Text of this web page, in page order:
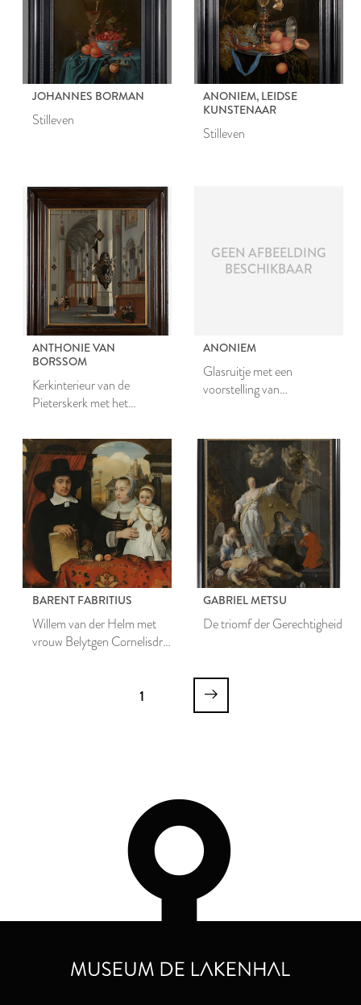
JOHANNES BORMAN
Stilleven
ANONIEM, LEIDSE
KUNSTENAAR
Stilleven
ANTHONIE VAN
BORSSOM
Kerkinterieur van de
Pieterskerk met het
burgemeester Van der Werf
uit de Hooglandse Kerk,
Leiden
GEEN AFBEELDING
BESCHIKBAAR
ANONIEM
Glasruitje met een
voorstelling van
BARENT FABRITIUS
Willem van der Helm met
vrouw Belytgen Cornelisdr.
GABRIEL METSU
De triomf der Gerechtigheid
1